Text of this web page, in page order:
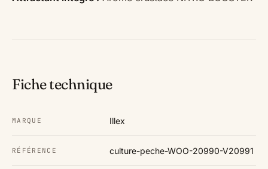
Fiche technique
MARQUE Illex
RÉFÉRENCE culture-peche-WOO-20990-V20991